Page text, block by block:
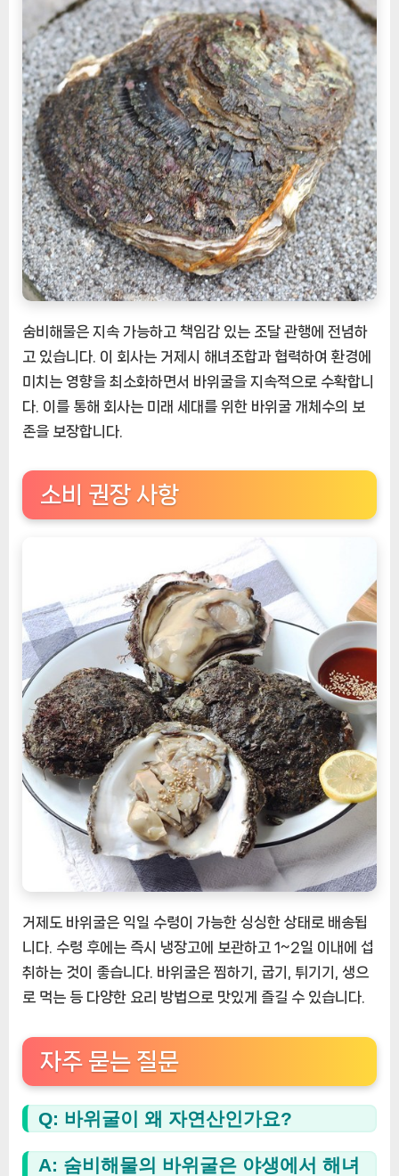
숨비해물은 지속 가능하고 책임감 있는 조달 관행에 전념하
고 있습니다. 이 회사는 거제시 해녀조합과 협력하여 환경에
미치는 영향을 최소화하면서 바위굴을 지속적으로 수확합니
다. 이를 통해 회사는 미래 세대를 위한 바위굴 개체수의 보
존을 보장합니다.
소비 권장 사항
거제도 바위굴은 익일 수령이 가능한 싱싱한 상태로 배송됩
니다. 수령 후에는 즉시 냉장고에 보관하고 1~2일 이내에 섭
취하는 것이 좋습니다. 바위굴은 찜하기, 굽기, 튀기기, 생으
로 먹는 등 다양한 요리 방법으로 맛있게 즐길 수 있습니다.
자주 묻는 질문
Q: 바위굴이 왜 자연산인가요?
A: 숨비해물의 바위굴은 야생에서 해녀